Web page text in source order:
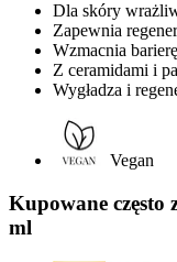
Dla skóry
Zapewnia
Wzmacnia
Z ceramidami i
Wygładza i
Vegan
Kupowane często
ml